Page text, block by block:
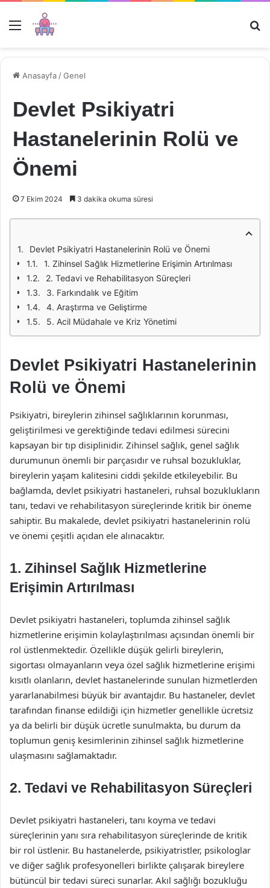
Menü
Anasayfa /Genel
Devlet Psikiyatri
Hastanelerinin Rolü ve
Önemi
7 Ekim 2024 3 dakika okuma süresi
Devlet Psikiyatri Hastanelerinin Rolü ve Önemi
1. Zihinsel Sağlık Hizmetlerine Erişimin Artırılması
2. Tedavi ve Rehabilitasyon Süreçleri
3. Farkındalık ve Eğitim
4. Araştırma ve Geliştirme
5. Acil Müdahale ve Kriz Yönetimi
Devlet Psikiyatri Hastanelerinin
Rolü ve Önemi
Psikiyatri, bireylerin zihinsel sağlıklarının korunması,
geliştirilmesi ve gerektiğinde tedavi edilmesi sürecini
kapsayan bir tıp disiplinidir. Zihinsel sağlık, genel sağlık
durumunun önemli bir parçasıdır ve ruhsal bozukluklar,
bireylerin yaşam kalitesini ciddi şekilde etkileyebilir. Bu
bağlamda, devlet psikiyatri hastaneleri, ruhsal bozuklukların
tanı, tedavi ve rehabilitasyon süreçlerinde kritik bir öneme
sahiptir. Bu makalede, devlet psikiyatri hastanelerinin rolü
ve önemi çeşitli açıdan ele alınacaktır.
1. Zihinsel Sağlık Hizmetlerine
Erişimin Artırılması
Devlet psikiyatri hastaneleri, toplumda zihinsel sağlık
hizmetlerine erişimin kolaylaştırılması açısından önemli bir
rol üstlenmektedir. Özellikle düşük gelirli bireylerin,
sigortası olmayanların veya özel sağlık hizmetlerine erişimi
kısıtlı olanların, devlet hastanelerinde sunulan hizmetlerden
yararlanabilmesi büyük bir avantajdır. Bu hastaneler, devlet
tarafından finanse edildiği için hizmetler genellikle ücretsiz
ya da belirli bir düşük ücretle sunulmakta, bu durum da
toplumun geniş kesimlerinin zihinsel sağlık hizmetlerine
ulaşmasını sağlamaktadır.
2. Tedavi ve Rehabilitasyon Süreçleri
Devlet psikiyatri hastaneleri, tanı koyma ve tedavi
süreçlerinin yanı sıra rehabilitasyon süreçlerinde de kritik
bir rol üstlenir. Bu hastanelerde, psikiyatristler, psikologlar
ve diğer sağlık profesyonelleri birlikte çalışarak bireylere
bütüncül bir tedavi süreci sunarlar. Akıl sağlığı bozukluğu